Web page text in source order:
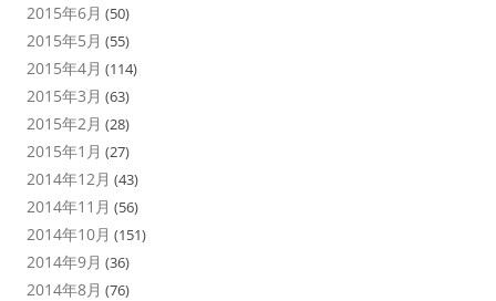
2015年6月 (50)
2015年5月 (55)
2015年4月 (114)
2015年3月 (63)
2015年2月 (28)
2015年1月 (27)
2014年12月 (43)
2014年11月 (56)
2014年10月 (151)
2014年9月 (36)
2014年8月 (76)